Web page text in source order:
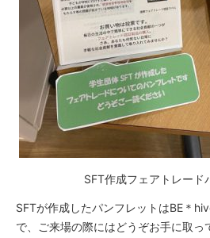
SFT作成フェアトレード
SFTが作成したパンフレットはBE＊
で、ご来場の際にはどうぞお手に取っ